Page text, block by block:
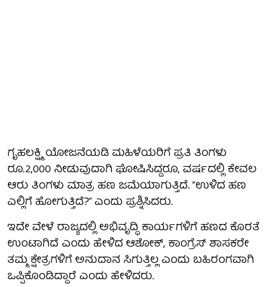
ಗೃಹಲಕ್ಷ್ಮಿ ಯೋಜನೆಯಡಿ ಮಹಿಳೆಯರಿಗೆ ಪ್ರತಿ ತಿಂಗಳು
ರೂ.2,000 ನೀಡುವುದಾಗಿ ಘೋಷಿಸಿದ್ದರೂ, ವರ್ಷದಲ್ಲಿ ಕೇವಲ
ಆರು ತಿಂಗಳು ಮಾತ್ರ ಹಣ ಜಮೆಯಾಗುತ್ತಿದೆ. “ಉಳಿದ ಹಣ
ಎಲ್ಲಿಗೆ ಹೋಗುತ್ತಿದೆ?” ಎಂದು ಪ್ರಶ್ನಿಸಿದರು.
ಇದೇ ವೇಳೆ ರಾಜ್ಯದಲ್ಲಿ ಅಭಿವೃದ್ಧಿ ಕಾರ್ಯಗಳಿಗೆ ಹಣದ ಕೊರತೆ
ಉಂಟಾಗಿದೆ ಎಂದು ಹೇಳಿದ ಆಶೋಕ್, ಕಾಂಗ್ರೆಸ್ ಶಾಸಕರೇ
ತಮ್ಮ ಕ್ಷೇತ್ರಗಳಿಗೆ ಅನುದಾನ ಸಿಗುತ್ತಿಲ್ಲ ಎಂದು ಬಹಿರಂಗವಾಗಿ
ಒಪ್ಪಿಕೊಂಡಿದ್ದಾರೆ ಎಂದು ಹೇಳಿದರು.